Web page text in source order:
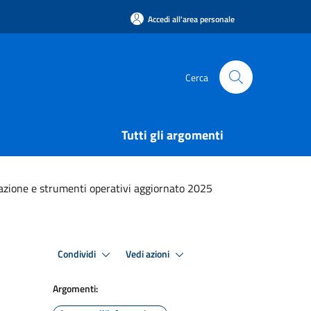
Accedi all'area personale
Cerca
Tutti gli argomenti
e strumenti operativi aggiornato 2025
Condividi Vedi azioni
Argomenti: